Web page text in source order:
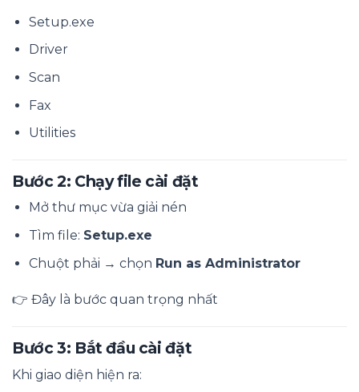
Setup.exe
Driver
Scan
Fax
Utilities
Bước 2: Chạy file cài đặt
Mở thư mục vừa giải nén
Tìm file: Setup.exe
Chuột phải → chọn Run as Administrator
👉 Đây là bước quan trọng nhất
Bước 3: Bắt đầu cài đặt
Khi giao diện hiện ra: